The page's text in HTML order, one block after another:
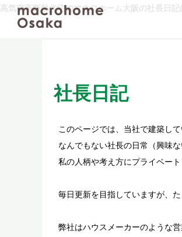
高気密高断熱住宅のマクロホーム大阪の社長日
社長日記
このページでは、当社で建築し
なんでもない社長の日常（興味
私の人柄や考え方にプライベート
毎日更新を目指していますが、
弊社はハウスメーカーのような